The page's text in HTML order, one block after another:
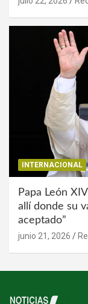
INTERNACIONAL
Papa León
allí donde su
aceptado”
junio 21, 2026